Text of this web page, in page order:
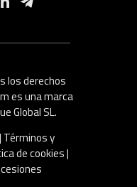
los derechos
es una marca
Global SL.
| Términos y
de cookies|